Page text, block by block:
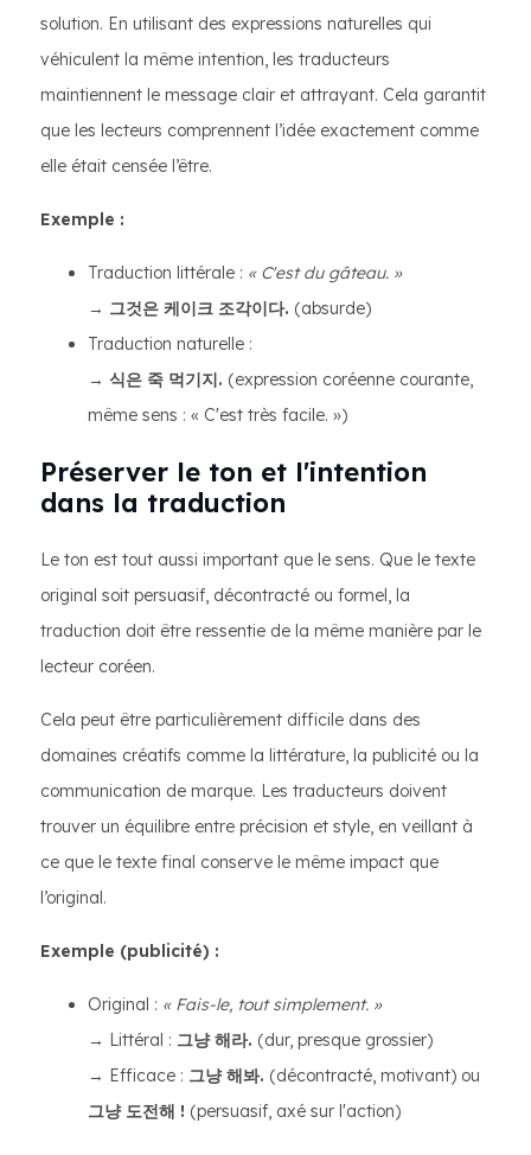
solution. En utilisant des expressions naturelles qui
véhiculent la même intention, les traducteurs
maintiennent le message clair et attrayant. Cela garantit
que les lecteurs comprennent l’idée exactement comme
elle était censée l’être.
Exemple :
Traduction littérale : « C'est du gâteau. »
→ 그것은 케이크 조각이다. (absurde)
Traduction naturelle :
→ 식은 죽 먹기지. (expression coréenne courante,
même sens : « C'est très facile. »)
Préserver le ton et l'intention
dans la traduction
Le ton est tout aussi important que le sens. Que le texte
original soit persuasif, décontracté ou formel, la
traduction doit être ressentie de la même manière par le
lecteur coréen.
Cela peut être particulièrement difficile dans des
domaines créatifs comme la littérature, la publicité ou la
communication de marque. Les traducteurs doivent
trouver un équilibre entre précision et style, en veillant à
ce que le texte final conserve le même impact que
l’original.
Exemple (publicité) :
Original : « Fais-le, tout simplement. »
→ Littéral : 그냥 해라. (dur, presque grossier)
→ Efficace : 그냥 해봐. (décontracté, motivant) ou
그냥 도전해 ! (persuasif, axé sur l'action)